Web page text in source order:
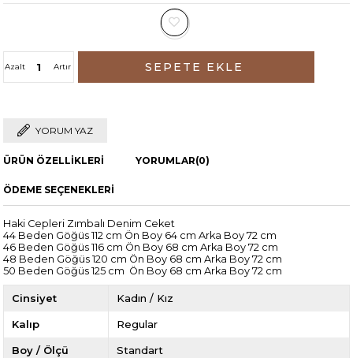
Artır
Azalt
YORUM YAZ
ÜRÜN ÖZELLIKLERI YORUMLAR(0)
ÖDEME SEÇENEKLERI
Haki Cepleri Zımbalı Denim Ceket
44 Beden Göğüs 112 cm Ön Boy 64 cm Arka Boy 72 cm
46 Beden Göğüs 116 cm Ön Boy 68 cm Arka Boy 72 cm
48 Beden Göğüs 120 cm Ön Boy 68 cm Arka Boy 72 cm
50 Beden Göğüs 125 cm Ön Boy 68 cm Arka Boy 72 cm
Cinsiyet Kadın / Kız
Kalıp Regular
Boy / Ölçü Standart